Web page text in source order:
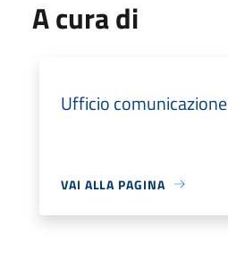
A cura di
Ufficio comunicazione
VAI ALLA PAGINA